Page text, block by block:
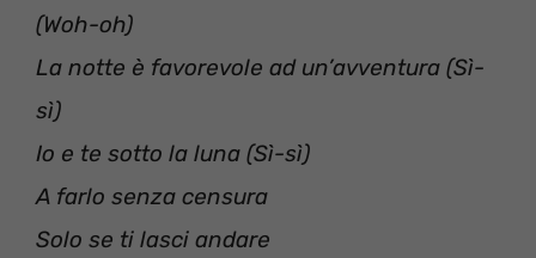
(Woh-oh)
La notte è favorevole ad un’avventura (Sì-
sì)
Io e te sotto la luna (Sì-sì)
A farlo senza censura
Solo se ti lasci andare